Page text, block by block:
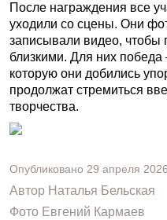
После награждения все
уходили со сцены. Они
записывали видео, чтобы
близкими. Для них победа
которую они добились
продолжат стремиться
творчества.
Опубликовано 29 апреля 2026
Автор Наталья Бельская
Фото Евгений Кармаев